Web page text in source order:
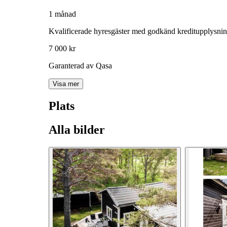
1 månad
Kvalificerade hyresgäster med godkänd
7 000 kr
Garanterad av Qasa
Visa mer
Plats
Alla bilder